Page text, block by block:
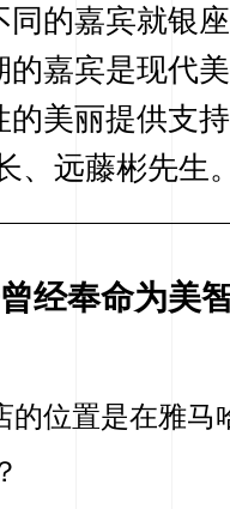
的嘉宾就银
嘉宾是现代
美丽提供支
、远藤彬先生
经奉命为美
的位置是在雅马